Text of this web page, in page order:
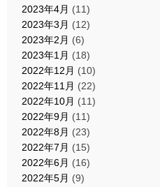
2023年4月 (11)
2023年3月 (12)
2023年2月 (6)
2023年1月 (18)
2022年12月 (10)
2022年11月 (22)
2022年10月 (11)
2022年9月 (11)
2022年8月 (23)
2022年7月 (15)
2022年6月 (16)
2022年5月 (9)